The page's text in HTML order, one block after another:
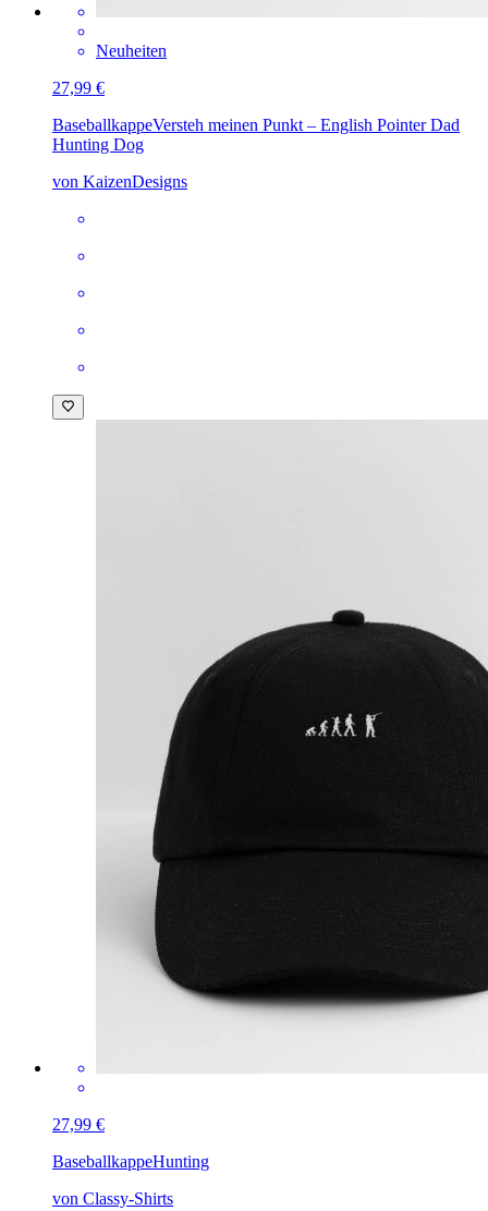
Neuheiten
27,99 €
BaseballkappeVersteh meinen Punkt – English Pointer Dad
Hunting Dog
von KaizenDesigns
27,99 €
BaseballkappeHunting
von Classy-Shirts